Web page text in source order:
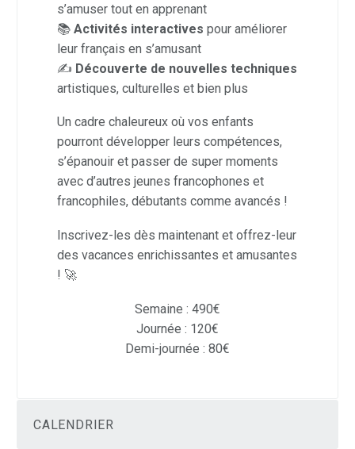
s’amuser tout en apprenant
📚 Activités interactives pour améliorer
leur français en s’amusant
✍️ Découverte de nouvelles techniques
artistiques, culturelles et bien plus
Un cadre chaleureux où vos enfants
pourront développer leurs compétences,
s’épanouir et passer de super moments
avec d’autres jeunes francophones et
francophiles, débutants comme avancés !
Inscrivez-les dès maintenant et offrez-leur
des vacances enrichissantes et amusantes
! 🚀
Semaine : 490€
Journée : 120€
Demi-journée : 80€
CALENDRIER